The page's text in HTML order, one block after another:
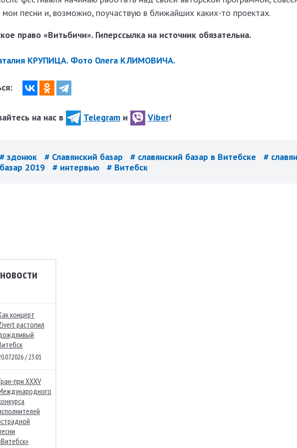
песни и, возможно, поучаствую в ближайших каких-то проектах.
право «Витьбичи». Гиперссылка на источник обязательна.
КРУПИЦА. Фото Олега КЛИМОВИЧА.
на нас в Telegram и Viber!
# здонюк # Славянский базар # славянский базар в Витебске
#
базар 2019
# интервью # Витебск
концерт
растопил
/ 23:01
при XXXV